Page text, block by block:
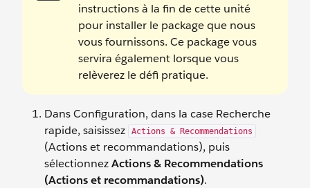
instructions à la fin de cette unité
pour installer le package que nous
vous fournissons. Ce package vous
servira également lorsque vous
relèverez le défi pratique.
Dans Configuration, dans la case Recherche
rapide, saisissez
Actions & Recommendations
(Actions et recommandations), puis
sélectionnezActions & Recommendations
(Actions et recommandations).